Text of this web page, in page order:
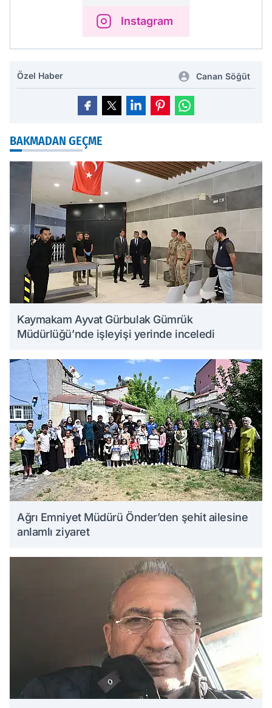
Instagram
Özel Haber Canan Söğüt
BAKMADAN GEÇME
Kaymakam Ayvat Gürbulak Gümrük
Müdürlüğü’nde işleyişi yerinde inceledi
Ağrı Emniyet Müdürü Önder’den şehit ailesine
anlamlı ziyaret